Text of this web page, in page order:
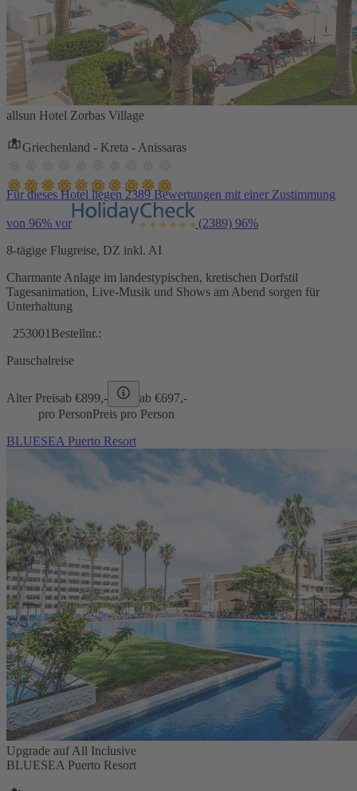
allsun Hotel Zorbas Village
Griechenland - Kreta - Anissaras
Für dieses Hotel liegen 2389 Bewertungen mit einer Zustimmung
von 96% vor (2389) 96%
8-tägige Flugreise, DZ inkl. AI
Charmante Anlage im landestypischen, kretischen Dorfstil
Tagesanimation, Live-Musik und Shows am Abend sorgen für
Unterhaltung
253001 Bestellnr.:
Pauschalreise
Alter Preisab €899,- ab €697,-
pro PersonPreis pro Person
BLUESEA Puerto Resort
Upgrade auf All Inclusive
BLUESEA Puerto Resort